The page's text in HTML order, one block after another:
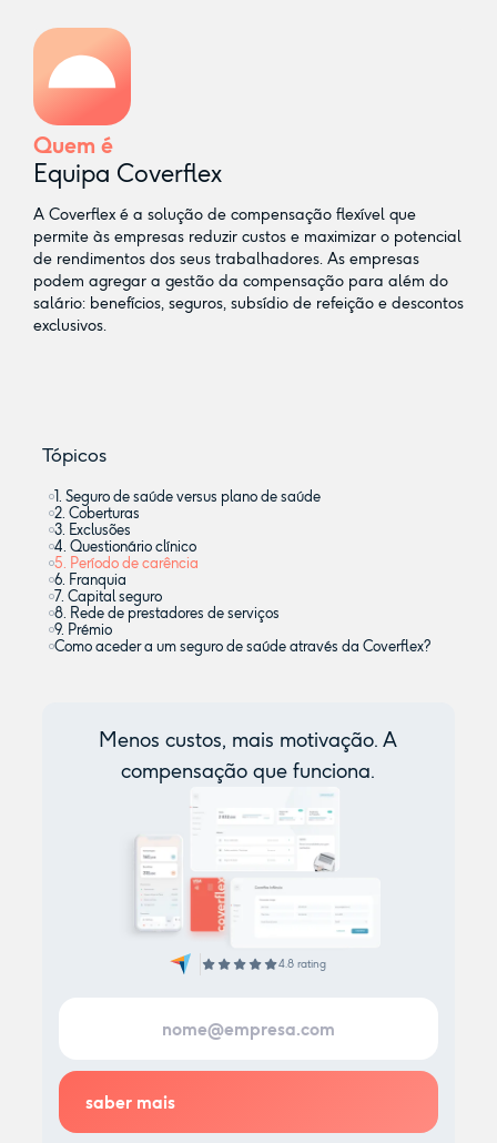
Quem é
Equipa Coverflex
A Coverflex é a solução de compensação flexível que
permite às empresas reduzir custos e maximizar o potencial
de rendimentos dos seus trabalhadores. As empresas
podem agregar a gestão da compensação para além do
salário: benefícios, seguros, subsídio de refeição e descontos
exclusivos.
Tópicos
1. Seguro de saúde versus plano de saúde
2. Coberturas
3. Exclusões
4. Questionário clínico
5. Período de carência
6. Franquia
7. Capital seguro
8. Rede de prestadores de serviços
9. Prémio
Como aceder a um seguro de saúde através da Coverflex?
Menos custos, mais motivação. A
compensação que funciona.
4.8 rating